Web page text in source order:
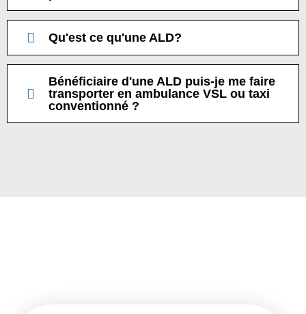
Qu'est ce qu'une ALD?
Bénéficiaire d'une ALD puis-je me faire
transporter en ambulance VSL ou taxi
conventionné ?